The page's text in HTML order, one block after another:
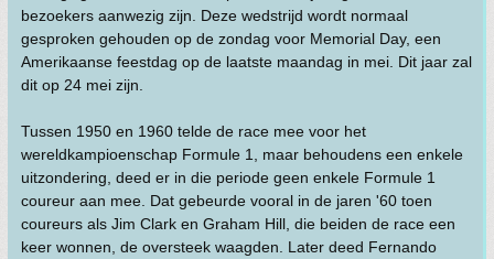
bezoekers aanwezig zijn. Deze wedstrijd wordt normaal
gesproken gehouden op de zondag voor Memorial Day, een
Amerikaanse feestdag op de laatste maandag in mei. Dit jaar zal
dit op 24 mei zijn.
Tussen 1950 en 1960 telde de race mee voor het
wereldkampioenschap Formule 1, maar behoudens een enkele
uitzondering, deed er in die periode geen enkele Formule 1
coureur aan mee. Dat gebeurde vooral in de jaren '60 toen
coureurs als Jim Clark en Graham Hill, die beiden de race een
keer wonnen, de oversteek waagden. Later deed Fernando